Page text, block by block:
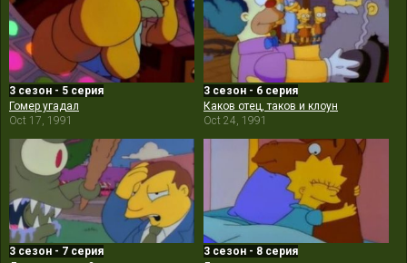
3 сезон - 5 серия
Гомер угадал
Oct 17, 1991
3 сезон - 6 серия
Каков отец, таков и клоун
Oct 24, 1991
3 сезон - 7 серия
3 сезон - 8 серия